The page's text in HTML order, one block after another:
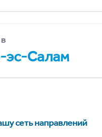
эс-Салам
сеть направлений